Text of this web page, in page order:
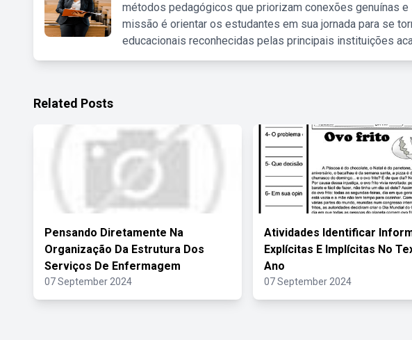
métodos pedagógicos que priorizam conexões genuínas
missão é orientar os estudantes em sua jornada para se
educacionais reconhecidas pelas principais instituições
Related Posts
Pensando Diretamente Na
Organização Da Estrutura Dos
Serviços De Enfermagem
07 September 2024
Atividades Identificar
Explícitas E Implícitas No
Ano
07 September 2024